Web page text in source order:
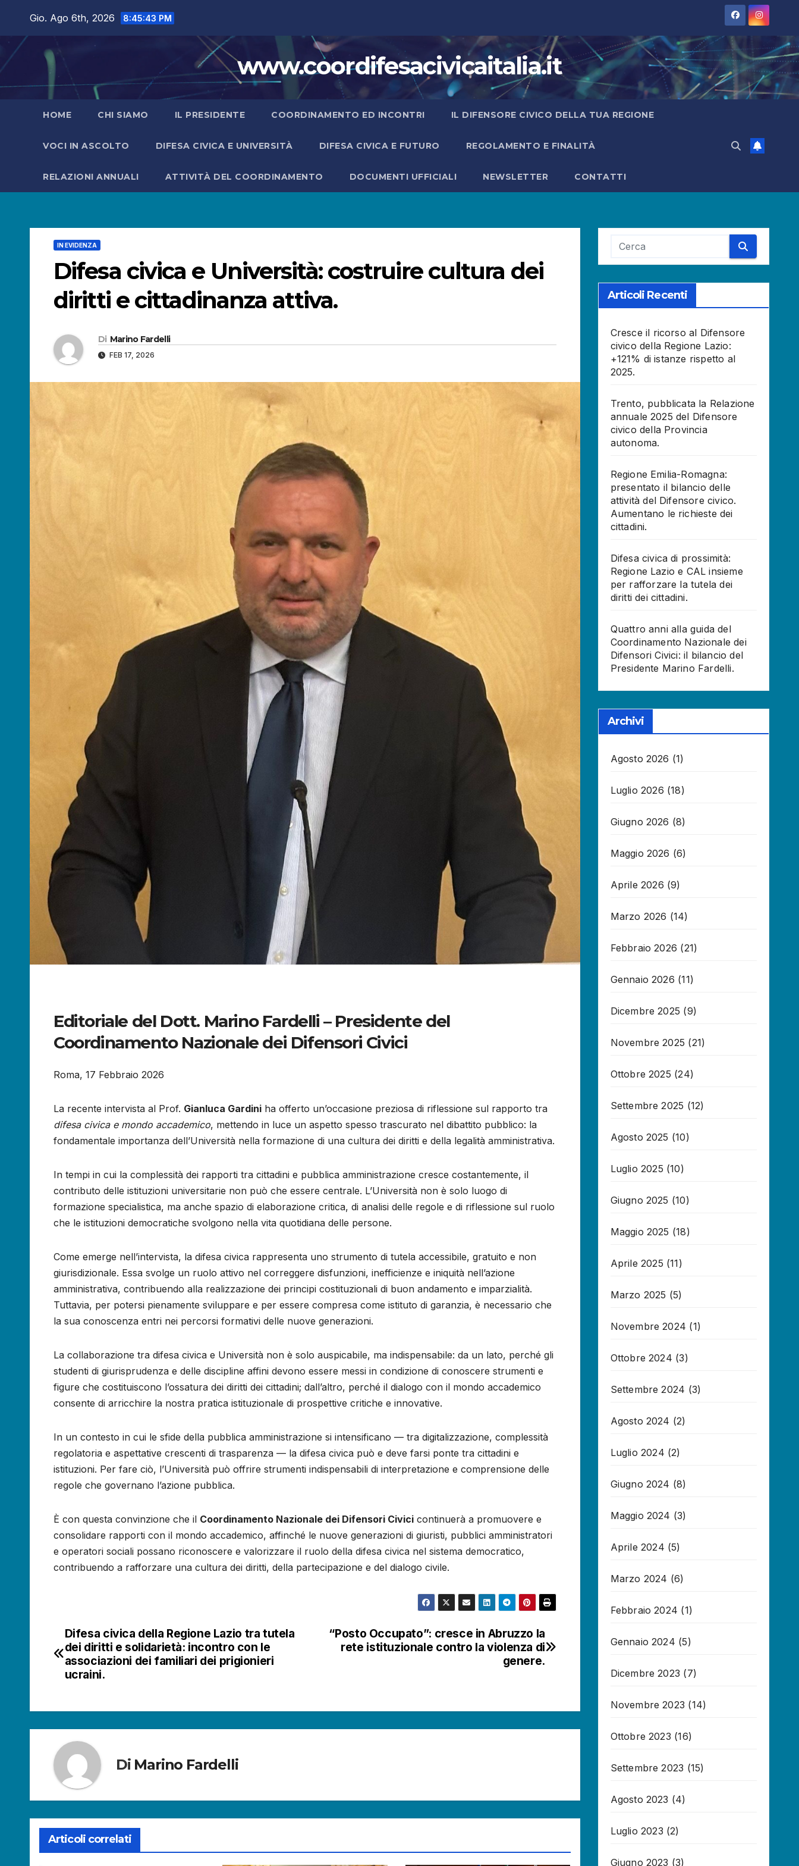
contenuto
Gio. Ago 6th, 2026 8:45:45 PM
www.coordifesacivicaitalia.it
HOME CHI SIAMO IL PRESIDENTE COORDINAMENTO ED INCONTRI IL DIFENSORE CIVICO DELLA TUA REGIONE
VOCI IN ASCOLTO DIFESA CIVICA E UNIVERSITÀ DIFESA CIVICA E FUTURO REGOLAMENTO E FINALITÀ
RELAZIONI ANNUALI ATTIVITÀ DEL COORDINAMENTO DOCUMENTI UFFICIALI NEWSLETTER CONTATTI
IN EVIDENZA
Difesa civica e Università: costruire cultura dei
diritti e cittadinanza attiva.
Di Marino Fardelli
FEB 17, 2026
Editoriale del Dott. Marino Fardelli – Presidente del
Coordinamento Nazionale dei Difensori Civici
Roma, 17 Febbraio 2026
La recente intervista al Prof. Gianluca Gardini ha offerto un’occasione preziosa di riflessione sul rapporto tra
difesa civica e mondo accademico, mettendo in luce un aspetto spesso trascurato nel dibattito pubblico: la
fondamentale importanza dell’Università nella formazione di una cultura dei diritti e della legalità amministrativa.
In tempi in cui la complessità dei rapporti tra cittadini e pubblica amministrazione cresce costantemente, il
contributo delle istituzioni universitarie non può che essere centrale. L’Università non è solo luogo di
formazione specialistica, ma anche spazio di elaborazione critica, di analisi delle regole e di riflessione sul ruolo
che le istituzioni democratiche svolgono nella vita quotidiana delle persone.
Come emerge nell’intervista, la difesa civica rappresenta uno strumento di tutela accessibile, gratuito e non
giurisdizionale. Essa svolge un ruolo attivo nel correggere disfunzioni, inefficienze e iniquità nell’azione
amministrativa, contribuendo alla realizzazione dei principi costituzionali di buon andamento e imparzialità.
Tuttavia, per potersi pienamente sviluppare e per essere compresa come istituto di garanzia, è necessario che
la sua conoscenza entri nei percorsi formativi delle nuove generazioni.
La collaborazione tra difesa civica e Università non è solo auspicabile, ma indispensabile: da un lato, perché gli
studenti di giurisprudenza e delle discipline affini devono essere messi in condizione di conoscere strumenti e
figure che costituiscono l’ossatura dei diritti dei cittadini; dall’altro, perché il dialogo con il mondo accademico
consente di arricchire la nostra pratica istituzionale di prospettive critiche e innovative.
In un contesto in cui le sfide della pubblica amministrazione si intensificano — tra digitalizzazione, complessità
regolatoria e aspettative crescenti di trasparenza — la difesa civica può e deve farsi ponte tra cittadini e
istituzioni. Per fare ciò, l’Università può offrire strumenti indispensabili di interpretazione e comprensione delle
regole che governano l’azione pubblica.
È con questa convinzione che il Coordinamento Nazionale dei Difensori Civici continuerà a promuovere e
consolidare rapporti con il mondo accademico, affinché le nuove generazioni di giuristi, pubblici amministratori
e operatori sociali possano riconoscere e valorizzare il ruolo della difesa civica nel sistema democratico,
contribuendo a rafforzare una cultura dei diritti, della partecipazione e del dialogo civile.
Navigazione
articoli
“Posto Occupato”: cresce in Abruzzo la
rete istituzionale contro la violenza di
genere.
Difesa civica della Regione Lazio tra tutela
dei diritti e solidarietà: incontro con le
associazioni dei familiari dei prigionieri
ucraini.
Di Marino Fardelli
Articoli correlati
Articoli Recenti
Cresce il ricorso al Difensore
civico della Regione Lazio:
+121% di istanze rispetto al
2025.
Trento, pubblicata la Relazione
annuale 2025 del Difensore
civico della Provincia
autonoma.
Regione Emilia-Romagna:
presentato il bilancio delle
attività del Difensore civico.
Aumentano le richieste dei
cittadini.
Difesa civica di prossimità:
Regione Lazio e CAL insieme
per rafforzare la tutela dei
diritti dei cittadini.
Quattro anni alla guida del
Coordinamento Nazionale dei
Difensori Civici: il bilancio del
Presidente Marino Fardelli.
Archivi
Agosto 2026 (1)
Luglio 2026 (18)
Giugno 2026 (8)
Maggio 2026 (6)
Aprile 2026 (9)
Marzo 2026 (14)
Febbraio 2026 (21)
Gennaio 2026 (11)
Dicembre 2025 (9)
Novembre 2025 (21)
Ottobre 2025 (24)
Settembre 2025 (12)
Agosto 2025 (10)
Luglio 2025 (10)
Giugno 2025 (10)
Maggio 2025 (18)
Aprile 2025 (11)
Marzo 2025 (5)
Novembre 2024 (1)
Ottobre 2024 (3)
Settembre 2024 (3)
Agosto 2024 (2)
Luglio 2024 (2)
Giugno 2024 (8)
Maggio 2024 (3)
Aprile 2024 (5)
Marzo 2024 (6)
Febbraio 2024 (1)
Gennaio 2024 (5)
Dicembre 2023 (7)
Novembre 2023 (14)
Ottobre 2023 (16)
Settembre 2023 (15)
Agosto 2023 (4)
Luglio 2023 (2)
Giugno 2023 (3)